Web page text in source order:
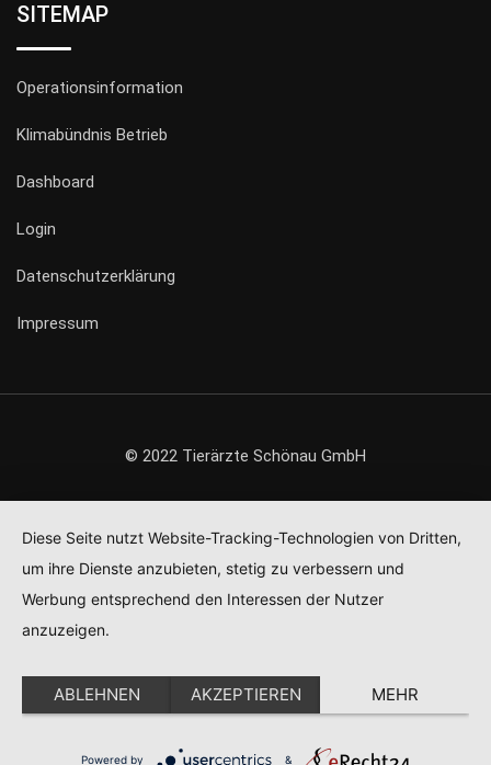
SITEMAP
Operationsinformation
Klimabündnis Betrieb
Dashboard
Login
Datenschutzerklärung
Impressum
© 2022 Tierärzte Schönau GmbH
Diese Seite nutzt Website-Tracking-Technologien von Dritten,
um ihre Dienste anzubieten, stetig zu verbessern und
Werbung entsprechend den Interessen der Nutzer
anzuzeigen.
ABLEHNEN AKZEPTIEREN MEHR
Powered by &